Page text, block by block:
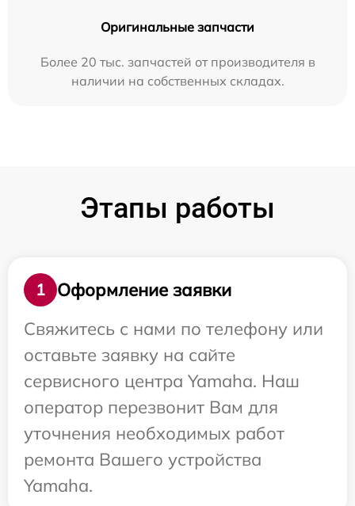
Оригинальные запчасти
Более 20 тыс. запчастей от производителя в
наличии на собственных складах.
Этапы работы
1
Оформление заявки
Свяжитесь с нами по телефону или
оставьте заявку на сайте
сервисного центра Yamaha. Наш
оператор перезвонит Вам для
уточнения необходимых работ
ремонта Вашего устройства
Yamaha.